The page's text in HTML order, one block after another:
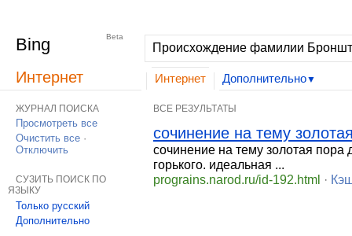
Bing Beta
Интернет Интернет Дополнительно▼
ЖУРНАЛ ПОИСКА
Просмотреть все
Очистить все ·
Отключить
СУЗИТЬ ПОИСК ПО
ЯЗЫКУ
Только русский
Дополнительно
ВСЕ РЕЗУЛЬТАТЫ
сочинение на тему
сочинение на тему золотая пора
горького. идеальная ...
prograins.narod.ru/id-192.html ·